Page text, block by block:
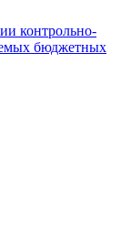
контрольно-
бюджетных